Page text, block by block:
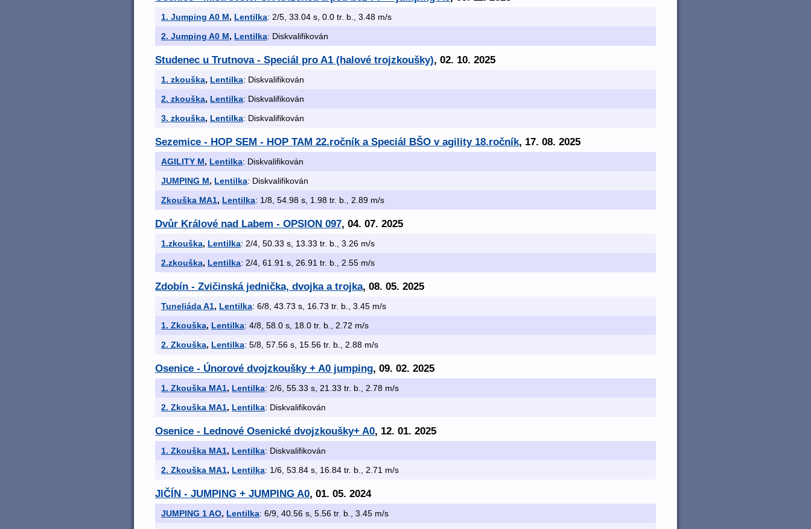
1. Jumping A0 M, Lentilka: 2/5, 33.04 s, 0.0 tr. b., 3.48 m/s
2. Jumping A0 M, Lentilka: Diskvalifikován
Studenec u Trutnova - Speciál pro A1 (halové trojzkoušky), 02. 10. 2025
1. zkouška, Lentilka: Diskvalifikován
2. zkouška, Lentilka: Diskvalifikován
3. zkouška, Lentilka: Diskvalifikován
Sezemice - HOP SEM - HOP TAM 22.ročník a Speciál BŠO v agility 18.ročník, 17. 08. 2025
AGILITY M, Lentilka: Diskvalifikován
JUMPING M, Lentilka: Diskvalifikován
Zkouška MA1, Lentilka: 1/8, 54.98 s, 1.98 tr. b., 2.89 m/s
Dvůr Králové nad Labem - OPSION 097, 04. 07. 2025
1.zkouška, Lentilka: 2/4, 50.33 s, 13.33 tr. b., 3.26 m/s
2.zkouška, Lentilka: 2/4, 61.91 s, 26.91 tr. b., 2.55 m/s
Zdobín - Zvičinská jednička, dvojka a trojka, 08. 05. 2025
Tuneliáda A1, Lentilka: 6/8, 43.73 s, 16.73 tr. b., 3.45 m/s
1. Zkouška, Lentilka: 4/8, 58.0 s, 18.0 tr. b., 2.72 m/s
2. Zkouška, Lentilka: 5/8, 57.56 s, 15.56 tr. b., 2.88 m/s
Osenice - Únorové dvojzkoušky + A0 jumping, 09. 02. 2025
1. Zkouška MA1, Lentilka: 2/6, 55.33 s, 21.33 tr. b., 2.78 m/s
2. Zkouška MA1, Lentilka: Diskvalifikován
Osenice - Lednové Osenické dvojzkoušky+ A0, 12. 01. 2025
1. Zkouška MA1, Lentilka: Diskvalifikován
2. Zkouška MA1, Lentilka: 1/6, 53.84 s, 16.84 tr. b., 2.71 m/s
JIČÍN - JUMPING + JUMPING A0, 01. 05. 2024
JUMPING 1 AO, Lentilka: 6/9, 40.56 s, 5.56 tr. b., 3.45 m/s